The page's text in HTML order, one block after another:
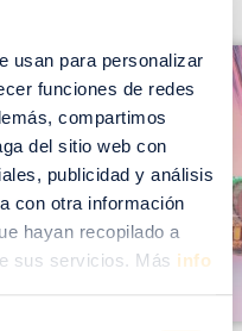
usan para personalizar
funciones de redes
compartimos
del sitio web con
publicidad y análisis
con otra información
hayan recopilado a
sus servicios. Más info
I
m